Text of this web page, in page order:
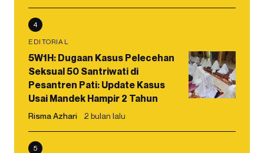
4
EDITORIAL
5W1H: Dugaan Kasus Pelecehan
Seksual 50 Santriwati di
Pesantren Pati: Update Kasus
Usai Mandek Hampir 2 Tahun
Risma Azhari 2 bulan lalu
5